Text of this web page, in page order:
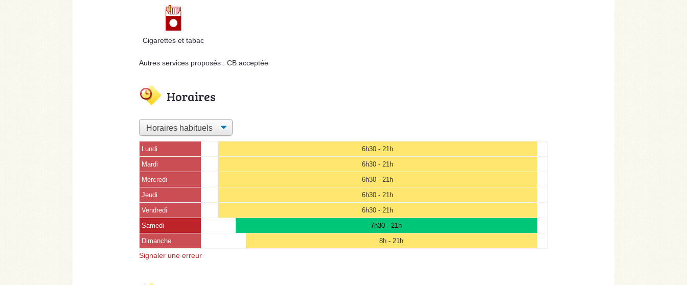
Cigarettes et tabac
Autres services proposés : CB acceptée
Horaires
Lundi 6h30 - 21h
Mardi 6h30 - 21h
Mercredi 6h30 - 21h
Jeudi 6h30 - 21h
Vendredi 6h30 - 21h
Samedi 7h30 - 21h
Dimanche 8h - 21h
Signaler une erreur